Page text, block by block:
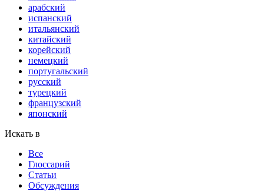
арабский
испанский
итальянский
китайский
корейский
немецкий
португальский
русский
турецкий
французский
японский
Искать в
Все
Глоссарий
Статьи
Обсуждения